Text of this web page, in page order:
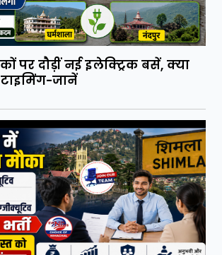
पर दौड़ीं नई इलेक्ट्रिक बसें, क्या
जानें